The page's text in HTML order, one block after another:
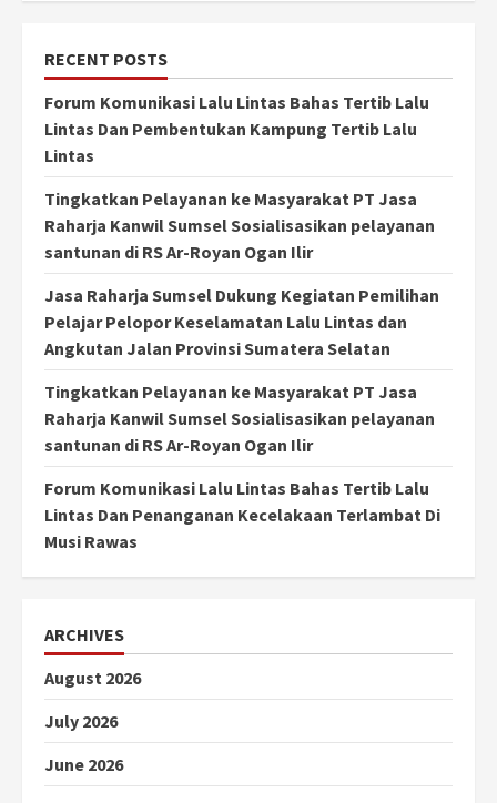
RECENT POSTS
Forum Komunikasi Lalu Lintas Bahas Tertib Lalu
Lintas Dan Pembentukan Kampung Tertib Lalu
Lintas
Tingkatkan Pelayanan ke Masyarakat PT Jasa
Raharja Kanwil Sumsel Sosialisasikan pelayanan
santunan di RS Ar-Royan Ogan Ilir
Jasa Raharja Sumsel Dukung Kegiatan Pemilihan
Pelajar Pelopor Keselamatan Lalu Lintas dan
Angkutan Jalan Provinsi Sumatera Selatan
Tingkatkan Pelayanan ke Masyarakat PT Jasa
Raharja Kanwil Sumsel Sosialisasikan pelayanan
santunan di RS Ar-Royan Ogan Ilir
Forum Komunikasi Lalu Lintas Bahas Tertib Lalu
Lintas Dan Penanganan Kecelakaan Terlambat Di
Musi Rawas
ARCHIVES
August 2026
July 2026
June 2026